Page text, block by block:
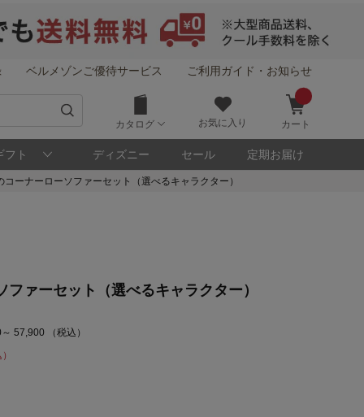
ベルメゾンご優待サービス ご利用ガイド・お知らせ
カタログ お気に入り カート
フト ディズニー セール 定期お届け
ーナーローソファーセット（選べるキャラクター）
ァーセット（選べるキャラクター）
57,900 （税込）